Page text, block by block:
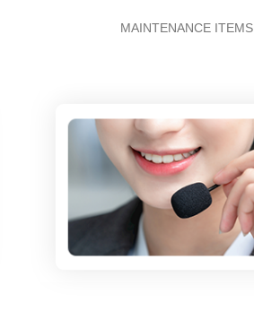
MAINTENANCE ITEMS